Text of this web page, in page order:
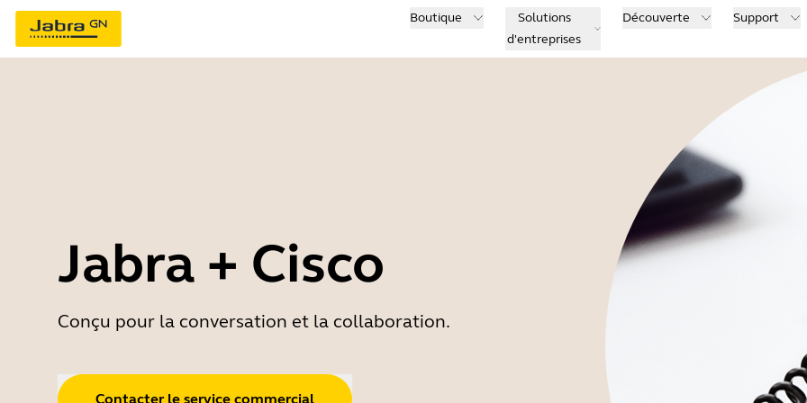
Boutique
Solutions
d'entreprises
Découverte Support
Jabra + Cisco
Conçu pour la conversation et la collaboration.
Contacter le service commercial